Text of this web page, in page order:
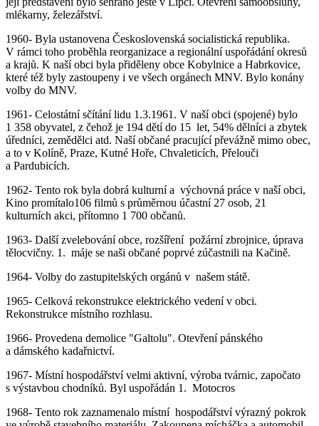
mlékarny, železářství.
1960- Byla ustanovena Československá socialistická republika.
V rámci toho proběhla reorganizace a regionální uspořádání okresů
a krajů. K naší obci byla přiděleny obce Kobylnice a Habrkovice,
které též byly zastoupeny i ve všech orgánech MNV. Bylo konány
volby do MNV.
1961- Celostátní sčítání lidu 1.3.1961. V naší obci (spojené) bylo
1 358 obyvatel, z čehož je 194 dětí do 15 let, 54% dělníci a zbytek
úředníci, zemědělci atd. Naší občané pracující převážně mimo obec,
a to v Kolíně, Praze, Kutné Hoře, Chvaleticích, Přelouči
a Pardubicích.
1962- Tento rok byla dobrá kulturní a výchovná práce v naší obci,
Kino promítalo106 filmů s průměrnou účastní 27 osob, 21
kulturních akci, přítomno 1 700 občanů.
1963- Další zvelebování obce, rozšíření požární zbrojnice, úprava
tělocvičny. 1. máje se naši občané poprvé zúčastnili na Kačině.
1964- Volby do zastupitelských orgánů v našem státě.
1965- Celková rekonstrukce elektrického vedení v obci.
Rekonstrukce místního rozhlasu.
1966- Provedena demolice "Galtolu". Otevření pánského
a dámského kadařnictví.
1967- Místní hospodářství velmi aktivní, výroba tvárnic, započato
s výstavbou chodníků. Byl uspořádán 1. Motocros
1968- Tento rok zaznamenalo místní hospodářství výrazný pokrok